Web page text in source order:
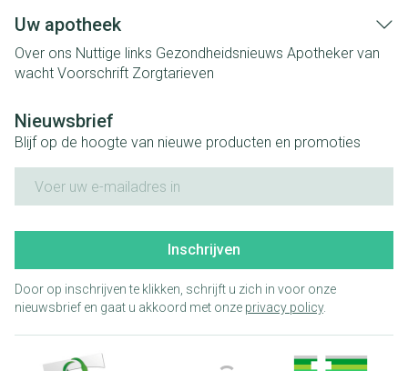
Uw apotheek
Over ons Nuttige links Gezondheidsnieuws Apotheker van
wacht Voorschrift Zorgtarieven
Nieuwsbrief
Blijf op de hoogte van nieuwe producten en promoties
Inschrijven
Door op inschrijven te klikken, schrijft u zich in voor onze
nieuwsbrief en gaat u akkoord met onze privacy policy.